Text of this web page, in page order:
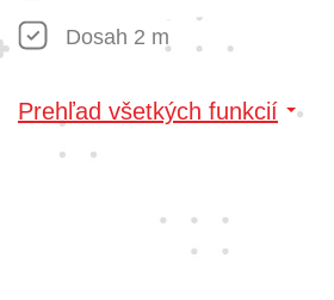
Dosah 2 m
Prehľad všetkých funkcií